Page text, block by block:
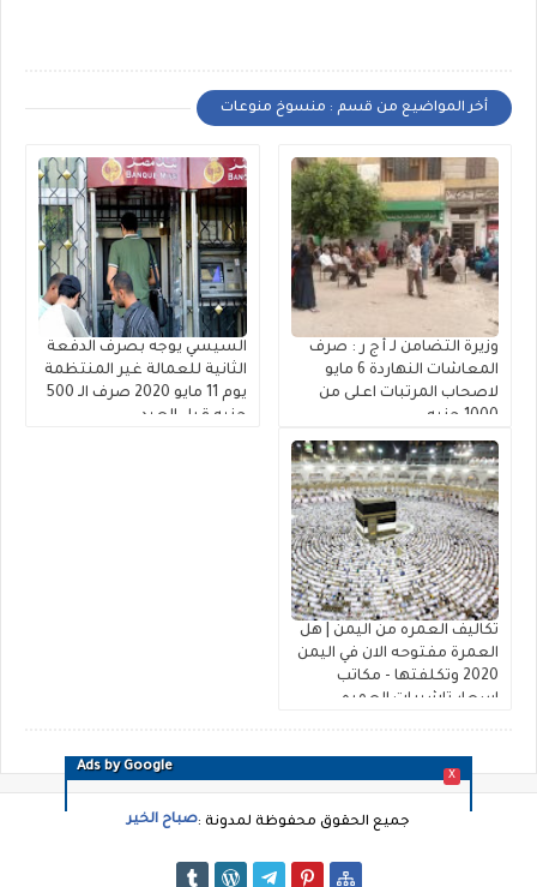
Ads by Google
X
أخر المواضيع من قسم : منسوخ منوعات
وزيرة التضامن لـ أ ج ر : صرف
المعاشات النهاردة 6 مايو
لاصحاب المرتبات اعلى من
1000 جنيه
السيسي يوجه بصرف الدفعة
الثانية للعمالة غير المنتظمة
يوم 11 مايو 2020 صرف الـ 500
جنيه قبل العيد
تكاليف العمره من اليمن | هل
العمرة مفتوحه الان في اليمن
2020 وتكلفتها - مكاتب
اسعار تاشيرات العمره
جميع الحقوق محفوظة لمدونة :صباح الخير